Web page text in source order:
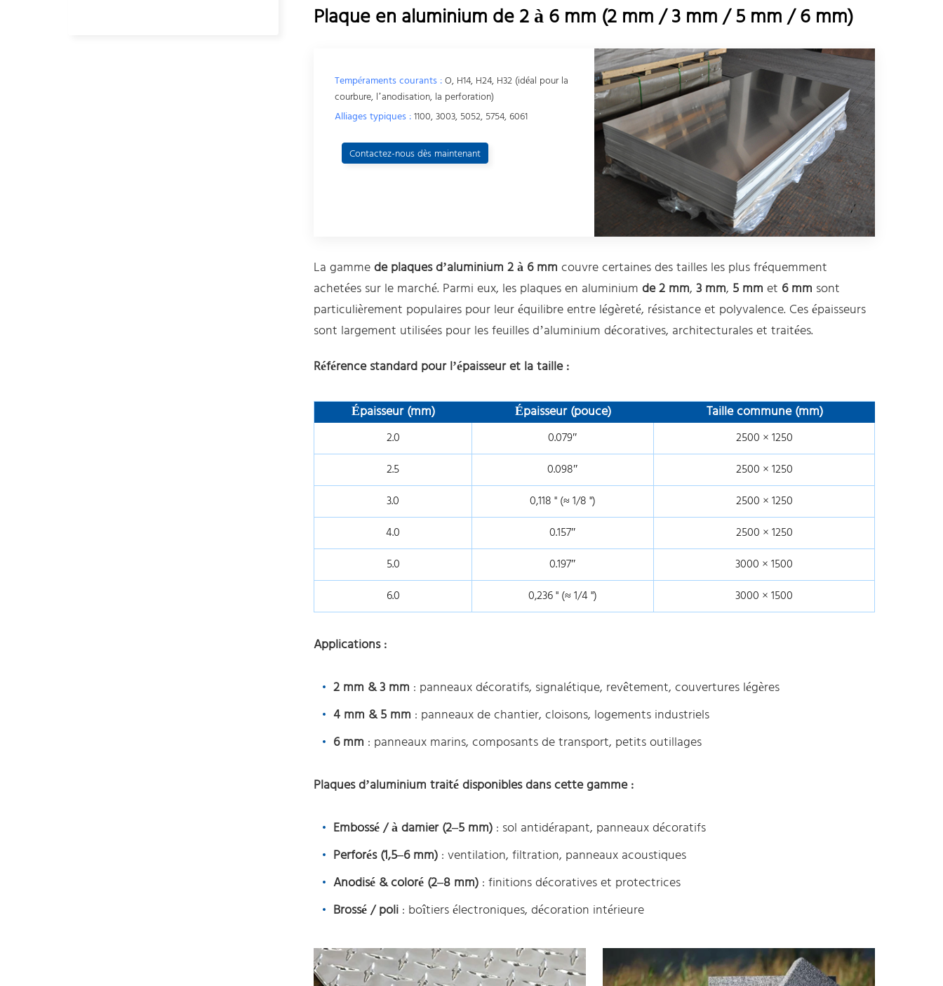
Plaque en aluminium de 2 à 6 mm (2 mm / 3 mm / 5 mm / 6 mm)
Tempéraments courants :O, H14, H24, H32 (idéal pour la
courbure, l’anodisation, la perforation)
Alliages typiques :1100, 3003, 5052, 5754, 6061
Contactez-nous dès maintenant
La gammede plaques d’aluminium 2 à 6 mm couvre certaines des tailles les plus fréquemment
achetées sur le marché. Parmi eux, les plaques en aluminium de 2 mm, 3 mm, 5 mm et 6 mm sont
particulièrement populaires pour leur équilibre entre légèreté, résistance et polyvalence. Ces épaisseurs
sont largement utilisées pour les feuilles d’aluminium décoratives, architecturales et traitées.
Référence standard pour l’épaisseur et la taille :
Épaisseur (mm) Épaisseur (pouce) Taille commune (mm)
2.0 0.079″
2500 × 1250
2.5
0.098″
2500 × 1250
3.0
0,118 " (≈ 1/8 ")
2500 × 1250
4.0
0.157″
2500 × 1250
5.0
0.197″
3000 × 1500
6.0
0,236 " (≈ 1/4 ") 3000 × 1500
Applications :
2 mm & 3 mm : panneaux décoratifs, signalétique, revêtement, couvertures légères
4 mm & 5 mm : panneaux de chantier, cloisons, logements industriels
6 mm : panneaux marins, composants de transport, petits outillages
Plaques d’aluminium traité disponibles dans cette gamme :
Embossé / à damier (2–5 mm) : sol antidérapant, panneaux décoratifs
Perforés (1,5–6 mm) : ventilation, filtration, panneaux acoustiques
Anodisé & coloré (2–8 mm) : finitions décoratives et protectrices
Brossé / poli : boîtiers électroniques, décoration intérieure